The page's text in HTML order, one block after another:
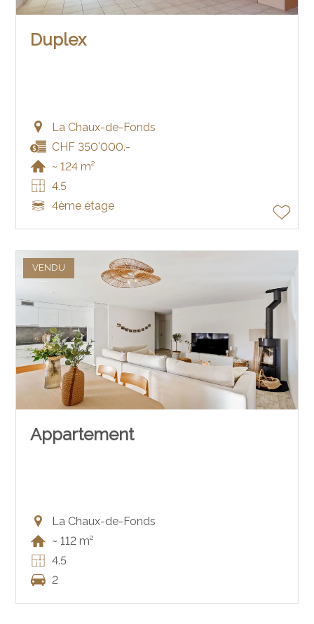
Duplex
La Chaux-de-Fonds
CHF 350'000.-
~ 124 m²
4.5
4ème étage
VENDU
Appartement
La Chaux-de-Fonds
~ 112 m²
4.5
2